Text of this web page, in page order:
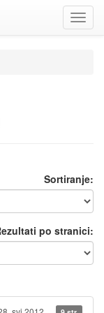
Sortiranje:
po stranici: